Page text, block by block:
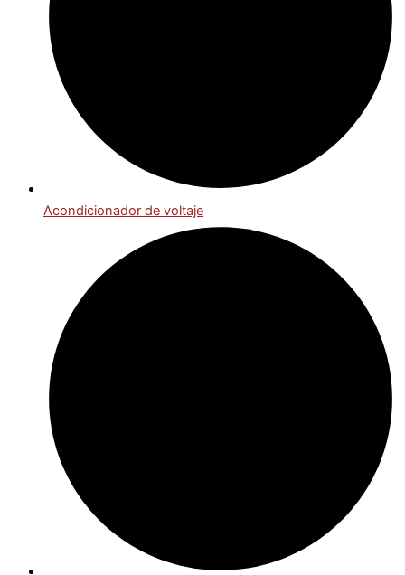
Acondicionador de voltaje